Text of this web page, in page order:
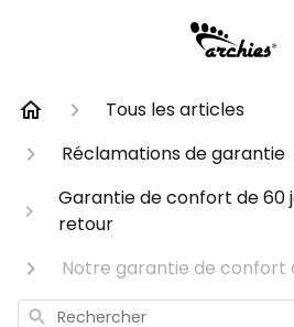
Tous les articles
Réclamations de garantie
Garantie de confort de 60
retour
Notre garantie de confort
Rechercher